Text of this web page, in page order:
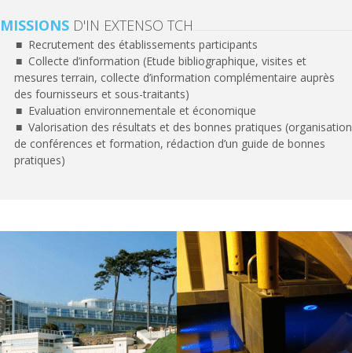
MISSIONS D'IN EXTENSO TCH
Recrutement des établissements participants
Collecte d’information (Etude bibliographique, visites et
mesures terrain, collecte d’information complémentaire auprès
des fournisseurs et sous-traitants)
Evaluation environnementale et économique
Valorisation des résultats et des bonnes pratiques (organisation
de conférences et formation, rédaction d’un guide de bonnes
pratiques)